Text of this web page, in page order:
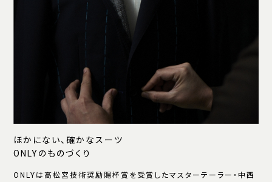
ほかにない、確かなスーツ
ONLYのものづくり
ONLYは高松宮技術奨励賜杯賞を受賞したマスターテーラー・中西